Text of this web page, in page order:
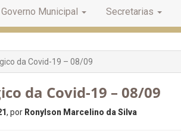
Governo Municipal Secretarias
da Covid-19 – 08/09
da Covid-19 – 08/09
, por Ronylson Marcelino da Silva